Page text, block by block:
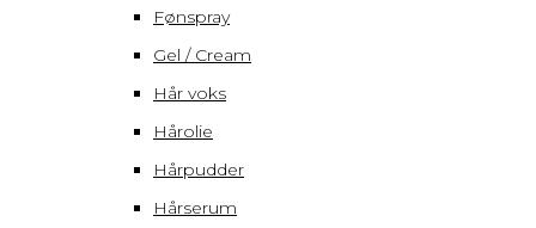
Fønspray
Gel / Cream
Hår voks
Hårolie
Hårpudder
Hårserum